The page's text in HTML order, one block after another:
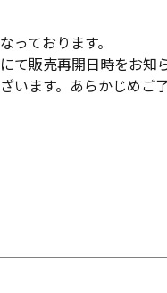
っております。
て販売再開日時をお知
います。あらかじめご